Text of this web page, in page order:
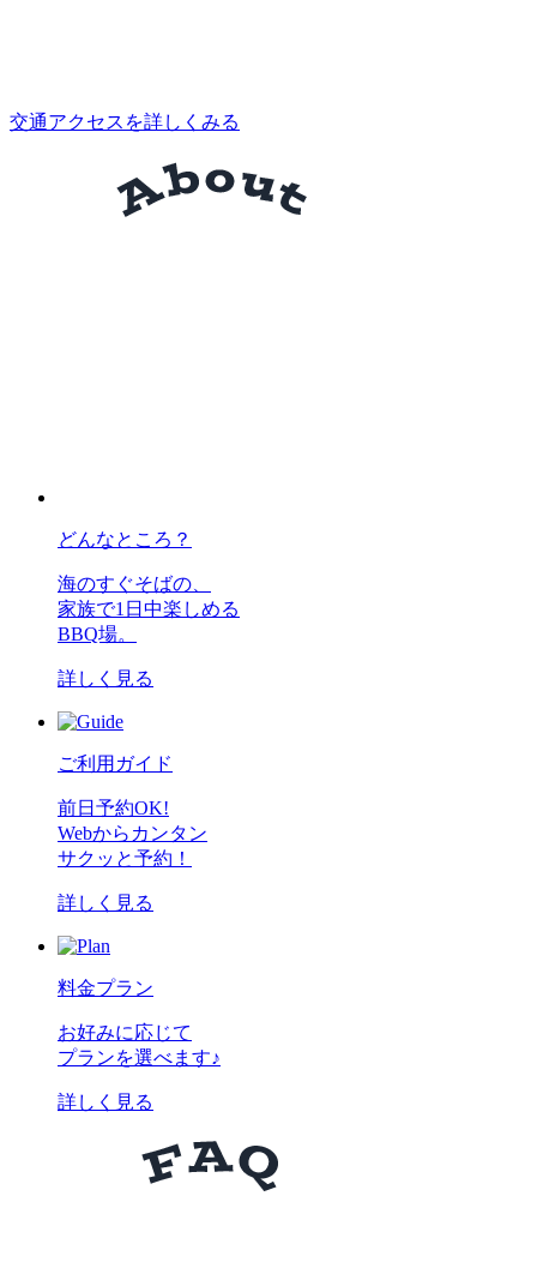
交通アクセスを詳しくみる
どんなところ？
海のすぐそばの、
家族で1日中楽しめる
BBQ場。
詳しく見る
ご利用ガイド
前日予約OK!
Webからカンタン
サクッと予約！
詳しく見る
料金プラン
お好みに応じて
プランを選べます♪
詳しく見る